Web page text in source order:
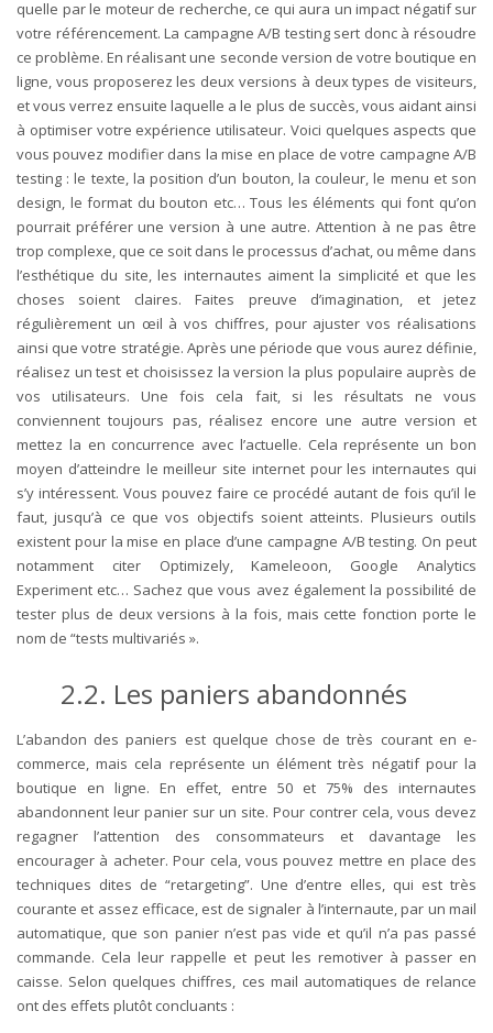
quelle par le moteur de recherche, ce qui aura un impact négatif sur
votre référencement. La campagne A/B testing sert donc à résoudre
ce problème. En réalisant une seconde version de votre boutique en
ligne, vous proposerez les deux versions à deux types de visiteurs,
et vous verrez ensuite laquelle a le plus de succès, vous aidant ainsi
à optimiser votre expérience utilisateur. Voici quelques aspects que
vous pouvez modifier dans la mise en place de votre campagne A/B
testing : le texte, la position d’un bouton, la couleur, le menu et son
design, le format du bouton etc… Tous les éléments qui font qu’on
pourrait préférer une version à une autre. Attention à ne pas être
trop complexe, que ce soit dans le processus d’achat, ou même dans
l’esthétique du site, les internautes aiment la simplicité et que les
choses soient claires. Faites preuve d’imagination, et jetez
régulièrement un œil à vos chiffres, pour ajuster vos réalisations
ainsi que votre stratégie. Après une période que vous aurez définie,
réalisez un test et choisissez la version la plus populaire auprès de
vos utilisateurs. Une fois cela fait, si les résultats ne vous
conviennent toujours pas, réalisez encore une autre version et
mettez la en concurrence avec l’actuelle. Cela représente un bon
moyen d’atteindre le meilleur site internet pour les internautes qui
s’y intéressent. Vous pouvez faire ce procédé autant de fois qu’il le
faut, jusqu’à ce que vos objectifs soient atteints. Plusieurs outils
existent pour la mise en place d’une campagne A/B testing. On peut
notamment citer Optimizely, Kameleoon, Google Analytics
Experiment etc… Sachez que vous avez également la possibilité de
tester plus de deux versions à la fois, mais cette fonction porte le
nom de “tests multivariés ».
2.2. Les paniers abandonnés
L’abandon des paniers est quelque chose de très courant en e-
commerce, mais cela représente un élément très négatif pour la
boutique en ligne. En effet, entre 50 et 75% des internautes
abandonnent leur panier sur un site. Pour contrer cela, vous devez
regagner l’attention des consommateurs et davantage les
encourager à acheter. Pour cela, vous pouvez mettre en place des
techniques dites de “retargeting”. Une d’entre elles, qui est très
courante et assez efficace, est de signaler à l’internaute, par un mail
automatique, que son panier n’est pas vide et qu’il n’a pas passé
commande. Cela leur rappelle et peut les remotiver à passer en
caisse. Selon quelques chiffres, ces mail automatiques de relance
ont des effets plutôt concluants :